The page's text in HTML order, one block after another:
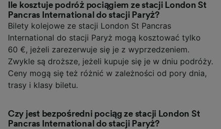
Ile kosztuje podróż pociągiem ze stacji London St
Pancras International do stacji Paryż?
Bilety kolejowe ze stacji London St Pancras
International do stacji Paryż mogą kosztować tylko
60 €, jeżeli zarezerwuje się je z wyprzedzeniem.
Zwykle są droższe, jeżeli kupuje się je w dniu podróży.
Ceny mogą się też różnić w zależności od pory dnia,
trasy i klasy biletu.
Czy jest bezpośredni pociąg ze stacji London St
Pancras International do stacji Paryż?